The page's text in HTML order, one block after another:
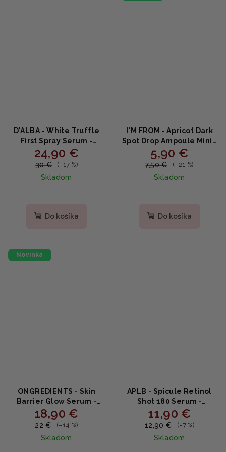
D'ALBA - White Truffle
First Spray Serum -
Rozjasňujúce a
hydratačná sérum v
spreji 100ml
24,90 €
30 € (–17 %)
Skladom
Do košíka
I'M FROM - Apricot Dark
Spot Drop Ampoule Mini -
Rozjasňujúca ampulka na
pigmentové škvrny s
niacínamidom a
tranexamovou kyselinou
5,90 €
7,50 € (–21 %)
Skladom
Do košíka
Novinka
ONGREDIENTS - Skin
Barrier Glow Serum -
Rozjasňujúce sérum na
obnovu kožnej bariéry s
glutatiónom 50ml
18,90 €
22 € (–14 %)
Skladom
APLB - Spicule Retinol
Shot 180 Serum -
Vyhladzujúce sérum s
retinolom a spikulami
11,90 €
12,90 € (–7 %)
Skladom